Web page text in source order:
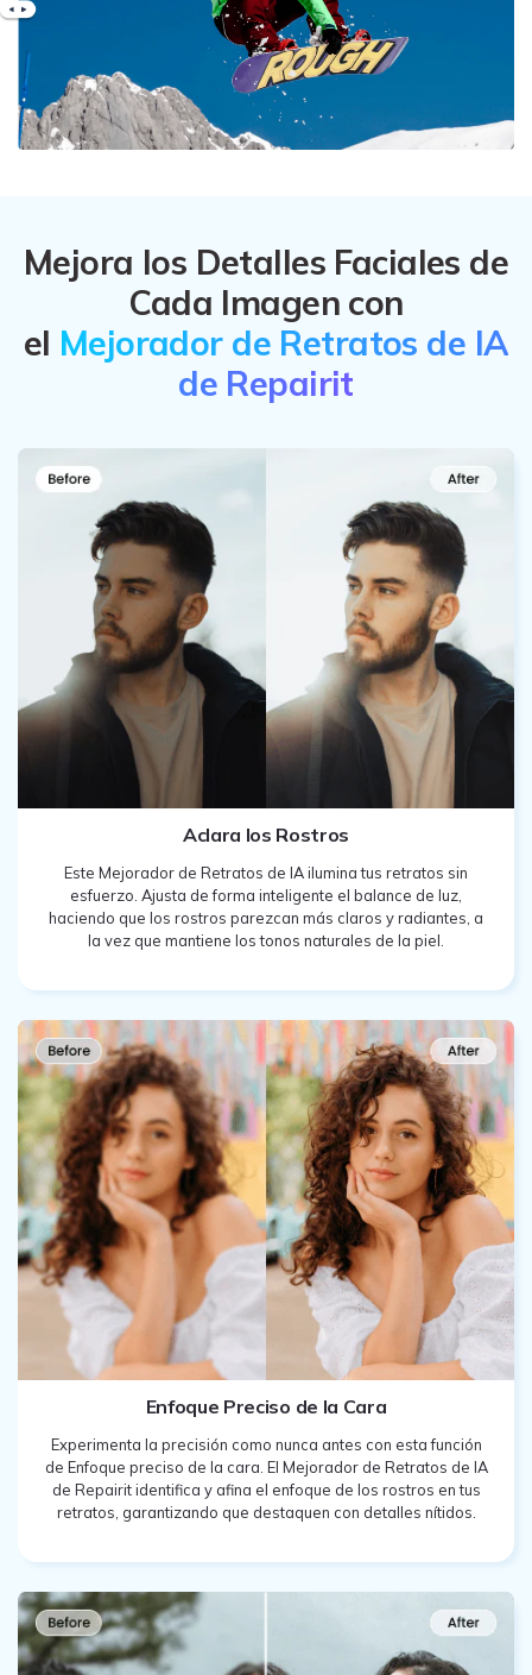
Cada Imagen con
Mejorador de Retratos de IA
de Repairit
Aclara los Rostros
Este Mejorador de Retratos de IA ilumina tus retratos sin
esfuerzo. Ajusta de forma inteligente el balance de luz,
haciendo que los rostros parezcan más claros y radiantes, a
la vez que mantiene los tonos naturales de la piel.
Enfoque Preciso de la Cara
Experimenta la precisión como nunca antes con esta función
de Enfoque preciso de la cara. El Mejorador de Retratos de IA
de Repairit identifica y afina el enfoque de los rostros en tus
retratos, garantizando que destaquen con detalles nítidos.